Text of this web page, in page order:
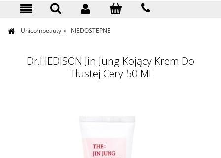
Unicornbeauty » NIEDOSTĘPNE
Dr.HEDISON Jin Jung Kojący Krem Do
Tłustej Cery 50 Ml